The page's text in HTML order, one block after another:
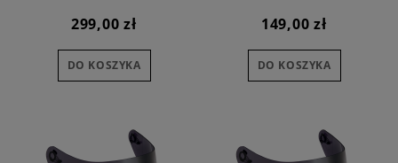
299,00 zł
DO KOSZYKA
149,00 zł
DO KOSZYKA